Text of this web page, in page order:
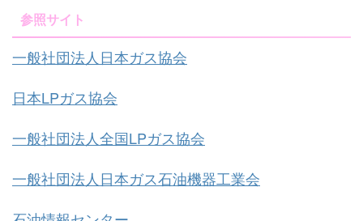
参照サイト
一般社団法人日本ガス協会
日本LPガス協会
一般社団法人全国LPガス協会
一般社団法人日本ガス石油機器工業会